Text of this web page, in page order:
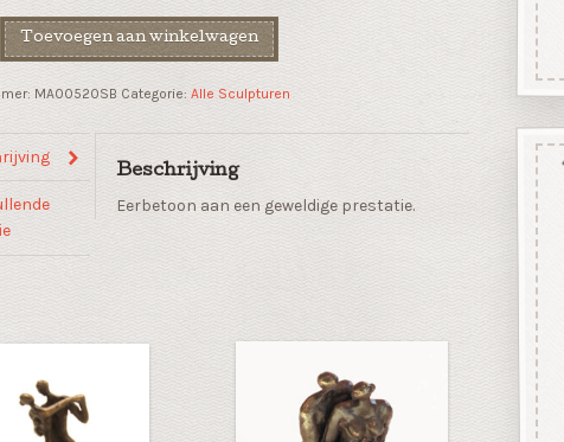
Toevoegen aan winkelwagen
MA00520SB Categorie: Alle Sculpturen
Beschrijving
Eerbetoon aan een geweldige prestatie.